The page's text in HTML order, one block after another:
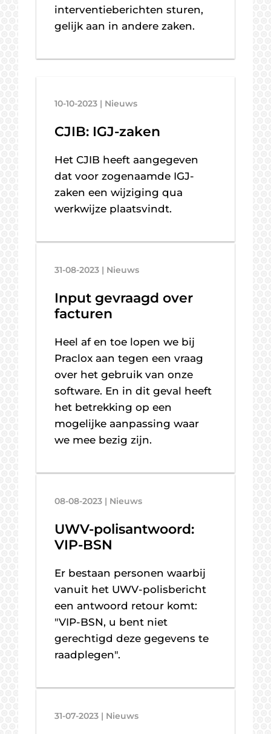
interventieberichten sturen,
gelijk aan in andere zaken.
10-10-2023 | Nieuws
CJIB: IGJ-zaken
Het CJIB heeft aangegeven
dat voor zogenaamde IGJ-
zaken een wijziging qua
werkwijze plaatsvindt.
31-08-2023 | Nieuws
Input gevraagd over
facturen
Heel af en toe lopen we bij
Praclox aan tegen een vraag
over het gebruik van onze
software. En in dit geval heeft
het betrekking op een
mogelijke aanpassing waar
we mee bezig zijn.
08-08-2023 | Nieuws
UWV-polisantwoord:
VIP-BSN
Er bestaan personen waarbij
vanuit het UWV-polisbericht
een antwoord retour komt:
"VIP-BSN, u bent niet
gerechtigd deze gegevens te
raadplegen".
31-07-2023 | Nieuws